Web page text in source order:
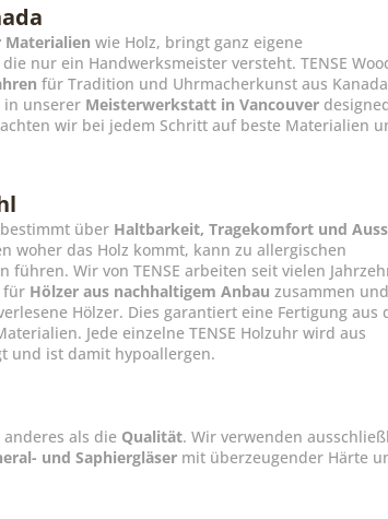
wie Holz, bringt ganz eigene
nur ein Handwerksmeister versteht. TENSE
für Tradition und Uhrmacherkunst aus
in unserer Meisterwerkstatt in Vancouver
wir bei jedem Schritt auf beste Materialien
über Haltbarkeit, Tragekomfort und
woher das Holz kommt, kann zu allergischen
führen. Wir von TENSE arbeiten seit vielen
für Hölzer aus nachhaltigem Anbau zusammen und
Hölzer. Dies garantiert eine Fertigung aus
Jede einzelne TENSE Holzuhr wird aus
und ist damit hypoallergen.
als die Qualität. Wir verwenden
und Saphiergläser mit überzeugender Härte